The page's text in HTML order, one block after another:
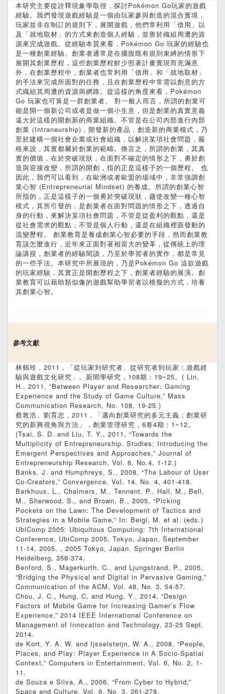
本研究主要從詮釋現象學取徑，探討Pokémon Go玩家的遊戲
經驗。我們發現遊戲經驗是一個由玩家參與創造的混合實境，
玩家並非在制訂的規則下，展開遊戲，他們常利用「借用」以
及「就地取材」的方式來創造個人經驗，並善於織組周遭的資
源來完成遊戲。從經驗本質來看，Pokémon Go 玩家的經驗也
是一種創業經驗。創業者通常是在擺脫既有規則束縛的情形下
展開其創業歷程，這些創業歷程鮮少照著計畫實現而充滿意
外，在創業歷程中，創業者也常利用「借用」和「就地取材」
的手法來完成所面對的任務，且在創業歷程中常需以創意的方
式織組其周遭的資源與網路。從這樣的角度來看，Pokémon
Go 玩家也可算是一群創業者。 對一般人而言，所謂的創業可
能是開一個新公司或者是做一個小生意，但是創業的真實意義
遠大於這樣的開創新的商業組織。不管是在公司內部進行內部
創業 (Intraneurship)，開發新的產品，創造新的商業模式，乃
至於建構一個社會企業或社會組織，以解決某項社會問題，嚴
格來說，其實都屬於創業的範疇。換言之，所謂的創業，其真
實的價值，在於突破現狀，在面對不確定的情形之下，勇於創
造與迎接改變，所謂的開創，指的正是這樣子的一個歷程。 也
因此，我們可以看到，在歐洲或者歐盟的場域中，非常強調創
業心智 (Entrepreneurial Mindset) 的養成。所謂的創業心智
所指的，正是這樣子的一個勇於突破現狀，趨使改變一種心智
模式，其所引發的，是創業者在面對問題的情形之下，透過自
身的行動，來解決某項社會問題，不管是從盈利的觀點，還是
從社會需求的觀點；不管是個人行動，還是在組織裡面發動的
流變歷程。 創業教育是養成創業心智必要的手段，然而創業教
育該怎麼進行，近年來正面對著相當大的變革，從傳統上的理
論講授，創業者的經驗閱讀，乃至於學習者的實作，都是常見
的一些手法。本研究中所展現的，乃是Pokémon Go 這款遊戲
的玩家經驗，其實正是開創歷程之下，創業者經驗的展演。創
業教育可以藉助類似像的遊戲幫助學習者以模擬的方式，培養
其創業心智。
參考文獻
林鶴玲，2011，「從玩家到研究者、從研究者到玩家：遊戲經
驗與遊戲文化研究」。新聞學研究，108期：19~25。( Lin,
H., 2011, “Between Player and Researcher: Gaming
Experience and the Study of Game Culture,” Mass
Communication Research, No. 108, 19-25.)
蔡敦浩、劉育忠，2011，「邁向創業研究的多元主義：創業研
究的新興視角與方法」，創業管理研究，6卷4期：1~12。
(Tsai, S. D. and Liu, T. Y., 2011, “Towards the
Multiplicity of Entrepreneurship. Studies: Introducing the
Emergent Perspectives and Approaches,” Journal of
Entrepreneurship Research, Vol. 6, No.4, 1-12.)
Banks, J. and Humphreys, S., 2008, “The Labour of User
Co-Creators,” Convergence, Vol. 14, No. 4, 401-418.
Barkhuus, L., Chalmers, M., Tennent, P., Hall, M., Bell,
M., Sherwood, S., and Brown, B., 2005, “Picking
Pockets on the Lawn: The Development of Tactics and
Strategies in a Mobile Game,” In: Beigl, M. et al. (eds.)
UbiComp 2005: Ubiquitous Computing: 7th International
Conference, UbiComp 2005, Tokyo, Japan, September
11-14, 2005. , 2005 Tokyo, Japan. Springer Berlin
Heidelberg, 358-374.
Benford, S., Magerkurth, C., and Ljungstrand, P., 2005,
“Bridging the Physical and Digital in Pervasive Gaming,”
Communication of the ACM, Vol. 48, No. 3, 54-57.
Chou, J. C., Hung, C, and Hung, Y., 2014, “Design
Factors of Mobile Game for Increasing Gamer’s Flow
Experience,” 2014 IEEE International Conference on
Management of Innovation and Technology, 23-25 Sept.
2014.
de Kort, Y. A. W. and Ijsselsteijn, W. A., 2008, “People,
Places, and Play: Player Experience in A Socio-Spatial
Context,” Computers in Entertainment, Vol. 6, No. 2, 1-
11.
de Souza e Silva, A., 2006, “From Cyber to Hybrid,”
Space and Culture, Vol. 9, No. 3, 261-278.